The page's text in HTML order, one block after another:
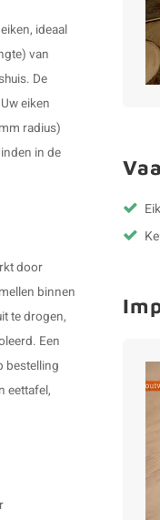
ideaal
van
De
eiken
radius)
in de
door
binnen
te drogen,
Een
bestelling
eettafel,